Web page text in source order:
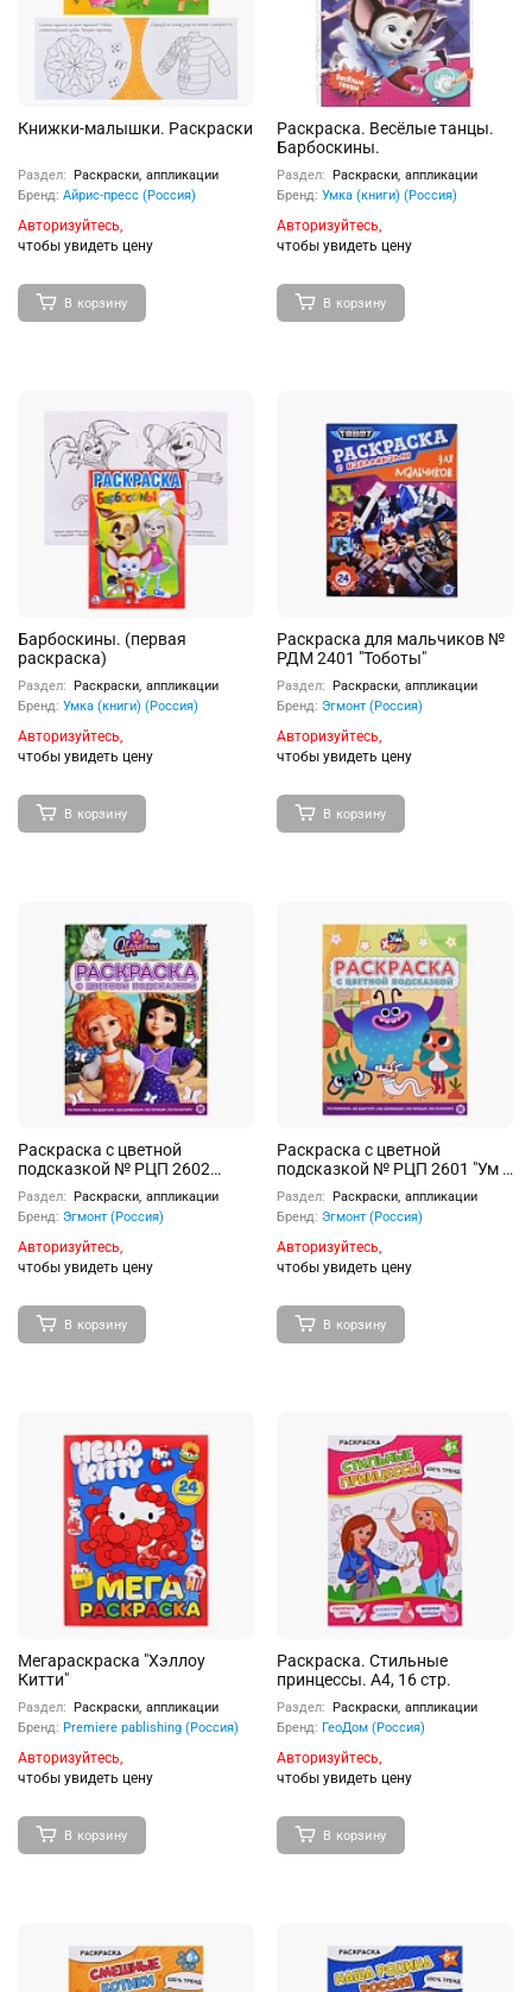
Книжки-малышки. Раскраски
Раздел:
Раскраски, аппликации
Бренд: Айрис-пресс (Россия)
Авторизуйтесь,
чтобы увидеть цену
В корзину
Раскраска. Весёлые танцы.
Барбоскины.
Раздел:
Раскраски, аппликации
Бренд: Умка (книги) (Россия)
Авторизуйтесь,
чтобы увидеть цену
В корзину
Барбоскины. (первая
раскраска)
Раздел:
Раскраски, аппликации
Бренд: Умка (книги) (Россия)
Авторизуйтесь,
чтобы увидеть цену
В корзину
Раскраска для мальчиков №
РДМ 2401 "Тоботы"
Раздел:
Раскраски, аппликации
Бренд: Эгмонт (Россия)
Авторизуйтесь,
чтобы увидеть цену
В корзину
Раскраска с цветной
подсказкой № РЦП 2602
"Царевны"
Раздел:
Раскраски, аппликации
Бренд: Эгмонт (Россия)
Авторизуйтесь,
чтобы увидеть цену
В корзину
Раскраска с цветной
подсказкой № РЦП 2601 "Ум и
Хрум"
Раздел:
Раскраски, аппликации
Бренд: Эгмонт (Россия)
Авторизуйтесь,
чтобы увидеть цену
В корзину
Мегараскраска "Хэллоу
Китти"
Раздел:
Раскраски, аппликации
Бренд: Premiere pablishing (Россия)
Авторизуйтесь,
чтобы увидеть цену
В корзину
Раскраска. Стильные
принцессы. А4, 16 стр.
Раздел:
Раскраски, аппликации
Бренд: ГеоДом (Россия)
Авторизуйтесь,
чтобы увидеть цену
В корзину